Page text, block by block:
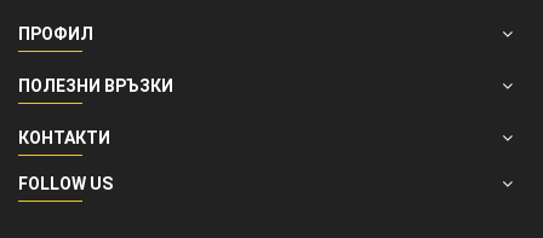
ПРОФИЛ
ПОЛЕЗНИ ВРЪЗКИ
КОНТАКТИ
FOLLOW US